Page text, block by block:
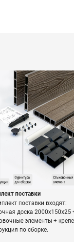
поставки
поставки входят:
доска 2000х150х25
элементы +
по сборке.